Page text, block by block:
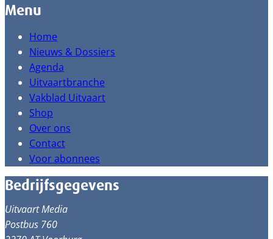
Menu
Home
Nieuws & Dossiers
Agenda
Uitvaartbranche
Vakblad Uitvaart
Shop
Over ons
Contact
Voor abonnees
Bedrijfsgegevens
Uitvaart Media
Postbus 760